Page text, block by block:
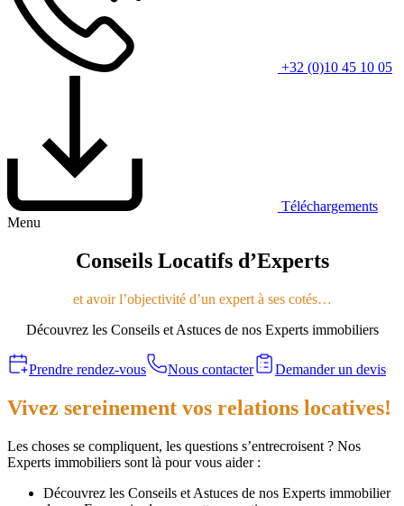
+32 (0)10 45 10 05
Téléchargements
Menu
Conseils Locatifs d’Experts
et avoir l’objectivité d’un expert à ses cotés…
Découvrez les Conseils et Astuces de nos Experts immobiliers
Prendre rendez-vous Nous contacter Demander un devis
Vivez sereinement vos relations locatives!
Les choses se compliquent, les questions s’entrecroisent ? Nos
Experts immobiliers sont là pour vous aider :
Découvrez les Conseils et Astuces de nos Experts immobilier